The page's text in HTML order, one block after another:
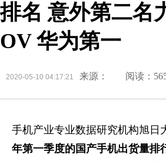
排名 意外第二名
OV 华为第一
2020-05-10 04:17:21 来源： 阅读：
手机产业专业数据研究机构旭日
年第一季度的国产手机出货量排